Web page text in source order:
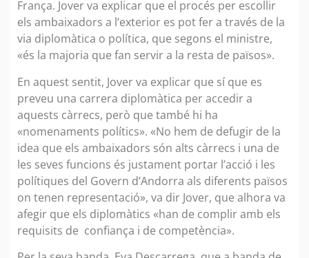
França. Jover va explicar que el procés per escollir
els ambaixadors a l’exterior es pot fer a través de la
via diplomàtica o política, que segons el ministre,
«és la majoria que fan servir a la resta de països».
En aquest sentit, Jover va explicar que sí que es
preveu una carrera diplomàtica per accedir a
aquests càrrecs, però que també hi ha
«nomenaments polítics». «No hem de defugir de la
idea que els ambaixadors són alts càrrecs i una de
les seves funcions és justament portar l’acció i les
polítiques del Govern d’Andorra als diferents països
on tenen representació», va dir Jover, que alhora va
afegir que els diplomàtics «han de complir amb els
requisits de confiança i de competència».